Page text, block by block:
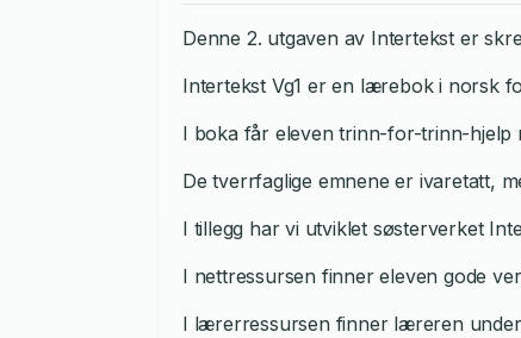
Denne 2. utgaven av Intertekst er
Intertekst Vg1 er en lærebok i norsk
I boka får eleven trinn-for-trinn-hjelp
De tverrfaglige emnene er ivaretatt,
I tillegg har vi utviklet søsterverket
I nettressursen finner eleven gode
I lærerressursen finner læreren